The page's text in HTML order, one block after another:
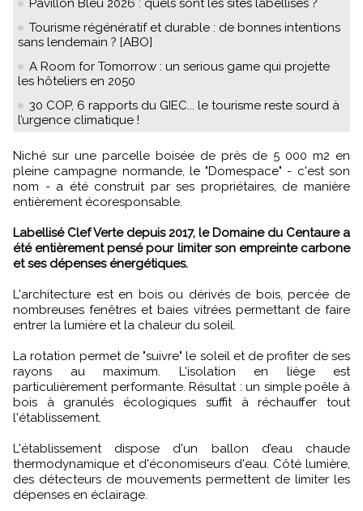
Tourisme régénératif et durable : de bonnes intentions
sans lendemain ? [ABO]
A Room for Tomorrow : un serious game qui projette
les hôteliers en 2050
30 COP, 6 rapports du GIEC... le tourisme reste sourd à
l’urgence climatique !
Niché sur une parcelle boisée de près de 5 000 m2 en
pleine campagne normande, le "Domespace" - c'est son
nom - a été construit par ses propriétaires, de manière
entièrement écoresponsable.
Labellisé Clef Verte depuis 2017, le Domaine du Centaure a
été entièrement pensé pour limiter son empreinte carbone
et ses dépenses énergétiques.
L'architecture est en bois ou dérivés de bois, percée de
nombreuses fenêtres et baies vitrées permettant de faire
entrer la lumière et la chaleur du soleil.
La rotation permet de "suivre" le soleil et de profiter de ses
rayons au maximum. L'isolation en liège est
particulièrement performante. Résultat : un simple poêle à
bois à granulés écologiques suffit à réchauffer tout
l'établissement.
L'établissement dispose d'un ballon d’eau chaude
thermodynamique et d'économiseurs d'eau. Côté lumière,
des détecteurs de mouvements permettent de limiter les
dépenses en éclairage.